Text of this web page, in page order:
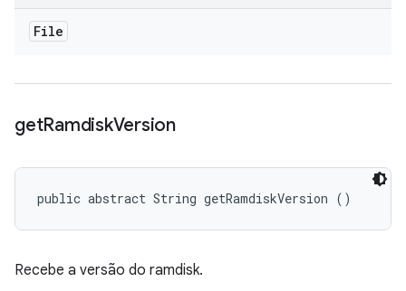
File
getRamdiskVersion
public abstract String getRamdiskVersion ()
Recebe a versão do ramdisk.